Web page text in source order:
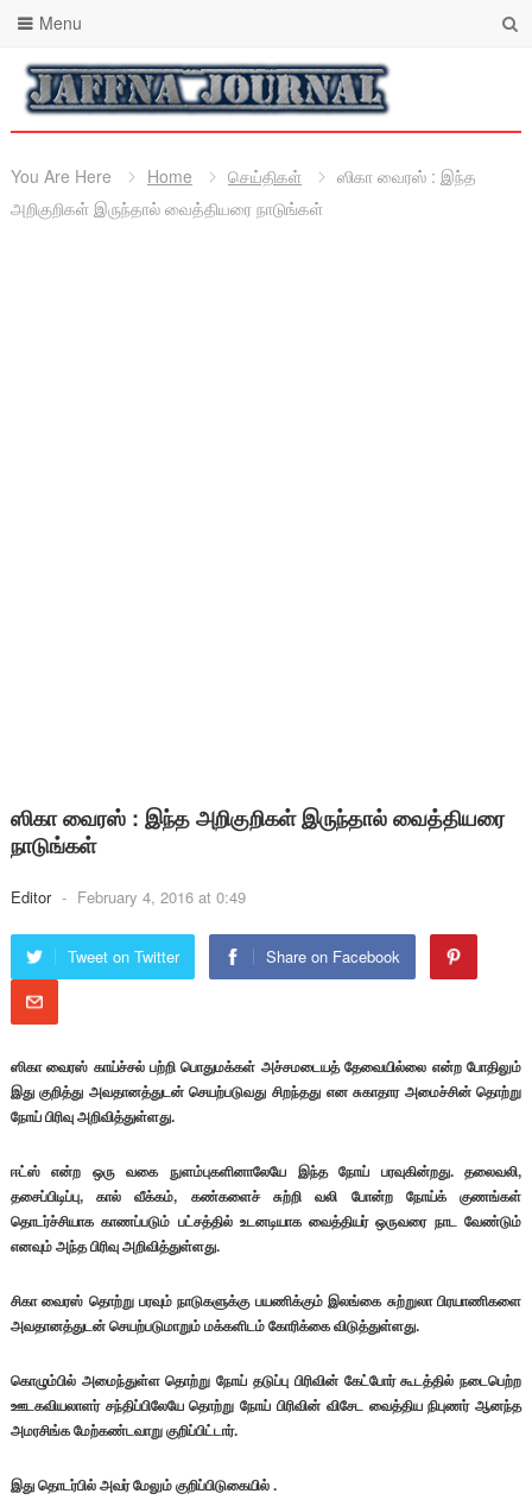
Menu
You Are Here Home செய்திகள்
ஸிகா வைரஸ் : இந்த
அறிகுறிகள் இருந்தால் வைத்தியரை நாடுங்கள்
ஸிகா வைரஸ் : இந்த அறிகுறிகள் இருந்தால் வைத்தியரை
நாடுங்கள்
Editor - February 4, 2016 at 0:49
Tweet on Twitter Share on Facebook
ஸிகா வைரஸ் காய்ச்சல் பற்றி பொதுமக்கள் அச்சமடையத் தேவையில்லை என்ற போதிலும்
இது குறித்து அவதானத்துடன் செயற்படுவது சிறந்தது என சுகாதார அமைச்சின் தொற்று
நோய் பிரிவு அறிவித்துள்ளது.
ஈட்ஸ் என்ற ஒரு வகை நுளம்புகளினாலேயே இந்த நோய் பரவுகின்றது. தலைவலி,
தசைப்பிடிப்பு, கால் வீக்கம், கண்களைச் சுற்றி வலி போன்ற நோய்க் குணங்கள்
தொடர்ச்சியாக காணப்படும் பட்சத்தில் உடனடியாக வைத்தியர் ஒருவரை நாட வேண்டும்
எனவும் அந்த பிரிவு அறிவித்துள்ளது.
சிகா வைரஸ் தொற்று பரவும் நாடுகளுக்கு பயணிக்கும் இலங்கை சுற்றுலா பிரயாணிகளை
அவதானத்துடன் செயற்படுமாறும் மக்களிடம் கோரிக்கை விடுத்துள்ளது.
கொழும்பில் அமைந்துள்ள தொற்று நோய் தடுப்பு பிரிவின் கேட்போர் கூடத்தில் நடைபெற்ற
ஊடகவியலாளர் சந்திப்பிலேயே தொற்று நோய் பிரிவின் விசேட வைத்திய நிபுணர் ஆனந்த
அமரசிங்க மேற்கண்டவாறு குறிப்பிட்டார்.
இது தொடர்பில் அவர் மேலும் குறிப்பிடுகையில் .